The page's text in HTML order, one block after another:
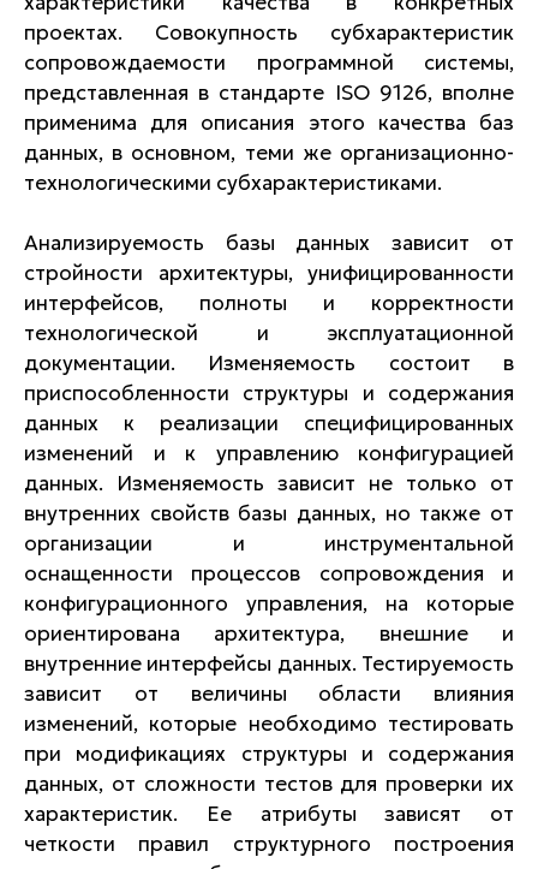
проектах. Совокупность субхарактеристик
сопровождаемости программной системы,
представленная в стандарте ISO 9126, вполне
применима для описания этого качества баз
данных, в основном, теми же организационно-
технологическими субхарактеристиками.
Анализируемость базы данных зависит от
стройности архитектуры, унифицированности
интерфейсов, полноты и корректности
технологической и эксплуатационной
документации. Изменяемость состоит в
приспособленности структуры и содержания
данных к реализации специфицированных
изменений и к управлению конфигурацией
данных. Изменяемость зависит не только от
внутренних свойств базы данных, но также от
организации и инструментальной
оснащенности процессов сопровождения и
конфигурационного управления, на которые
ориентирована архитектура, внешние и
внутренние интерфейсы данных. Тестируемость
зависит от величины области влияния
изменений, которые необходимо тестировать
при модификациях структуры и содержания
данных, от сложности тестов для проверки их
характеристик. Ее атрибуты зависят от
четкости правил структурного построения